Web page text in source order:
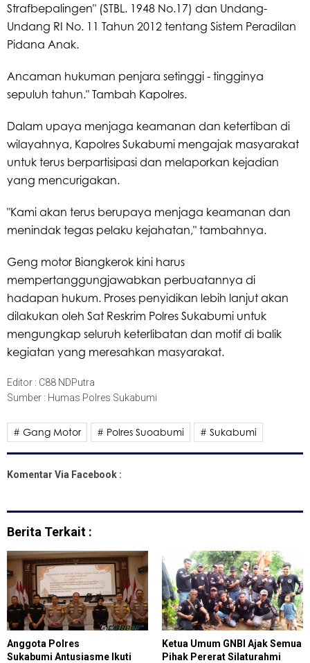
Strafbepalingen" (STBL. 1948 No.17) dan Undang-
Undang RI No. 11 Tahun 2012 tentang Sistem Peradilan
Pidana Anak.
Ancaman hukuman penjara setinggi - tingginya
sepuluh tahun." Tambah Kapolres.
Dalam upaya menjaga keamanan dan ketertiban di
wilayahnya, Kapolres Sukabumi mengajak masyarakat
untuk terus berpartisipasi dan melaporkan kejadian
yang mencurigakan.
"Kami akan terus berupaya menjaga keamanan dan
menindak tegas pelaku kejahatan," tambahnya.
Geng motor Biangkerok kini harus
mempertanggungjawabkan perbuatannya di
hadapan hukum. Proses penyidikan lebih lanjut akan
dilakukan oleh Sat Reskrim Polres Sukabumi untuk
mengungkap seluruh keterlibatan dan motif di balik
kegiatan yang meresahkan masyarakat.
Editor : C88 NDPutra
Sumber : Humas Polres Sukabumi
# Gang Motor # Polres Suoabumi # Sukabumi
Komentar Via Facebook :
Berita Terkait :
Anggota Polres
Sukabumi Antusiasme Ikuti
Ketua Umum GNBI Ajak Semua
Pihak Pererat Silaturahmi